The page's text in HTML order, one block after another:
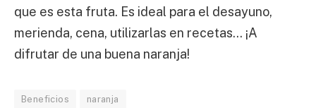
que es esta fruta. Es ideal para el desayuno,
merienda, cena, utilizarlas en recetas… ¡A
difrutar de una buena naranja!
Beneficios naranja